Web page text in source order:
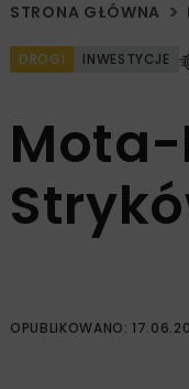
STRONA GŁÓWNA
DROGI INWESTYCJE
Mota-
OPUBLIKOWANO: